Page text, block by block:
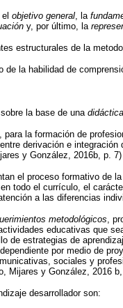
objetivo general , la
y, por último, la
estructurales de la
de la habilidad de
la base de una
para la formación de
derivación e
y González, 2016b, p. 7)
el proceso formativo de
todo el currículo, el
a las diferencias
metodológicos ,
educativas que
de estrategias de
por medio de
sociales y
Mijares y González, 2016
desarrollador son: